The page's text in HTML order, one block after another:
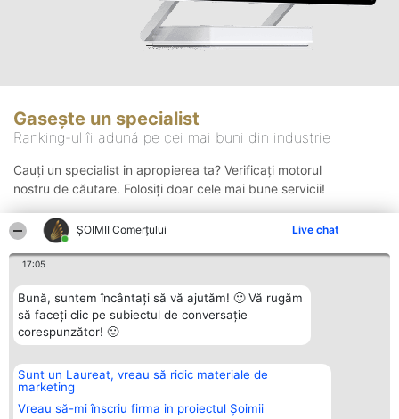
ȘOIMII Comerțului Live chat
17:05
Bună, suntem încântați să vă ajutăm! 🙂 Vă rugăm
să faceți clic pe subiectul de conversație
corespunzător! 🙂
Sunt un Laureat, vreau să ridic materiale de
marketing
Vreau să-mi înscriu firma in proiectul Șoimii
Gasește un specialist
Ranking-ul îi adună pe cei mai buni din industrie
Cauți un specialist in apropierea ta? Verificați motorul
nostru de căutare. Folosiți doar cele mai bune servicii!
Organizator Ranking
BRIGHT SOLUTIONS BR SRL
Aleea Timisul De Sus 2 Bl. A30
Sc. A Et. 4 Ap. 13 Cod 061952
Plebiscyt
Lista Tuturor
Laureaților
Contact